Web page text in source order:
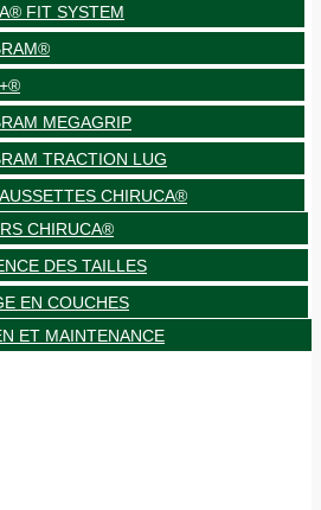
FIT SYSTEM
MEGAGRIP
TRACTION LUG
CHIRUCA®
CHIRUCA®
DES TAILLES
EN COUCHES
ET MAINTENANCE